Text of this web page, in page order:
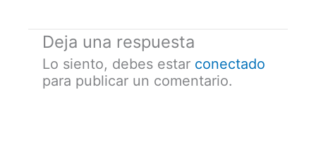
Deja una respuesta
Lo siento, debes estar conectado
para publicar un comentario.